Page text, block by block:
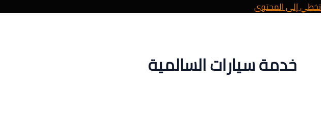
تخطي إلى المحتوى
خدمة سيارات السالمية